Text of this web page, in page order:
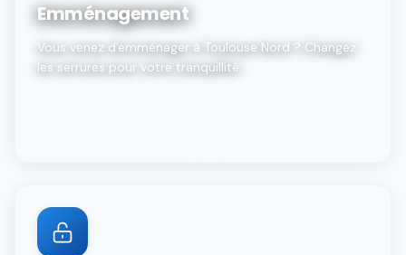
Emménagement
Vous venez d'emménager à Toulouse Nord ? Changez
les serrures pour votre tranquillité.